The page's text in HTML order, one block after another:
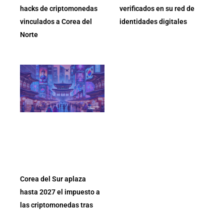
hacks de criptomonedas
vinculados a Corea del
Norte
verificados en su red de
identidades digitales
Corea del Sur aplaza
hasta 2027 el impuesto a
las criptomonedas tras